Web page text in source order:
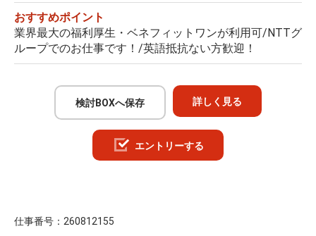
おすすめポイント
業界最大の福利厚生・ベネフィットワンが利用可/NTTグ
ループでのお仕事です！/英語抵抗ない方歓迎！
検討BOXへ保存 詳しく見る
エントリーする
仕事番号： 260812155